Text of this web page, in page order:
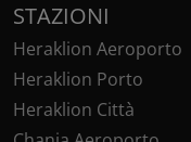
STAZIONI
Heraklion Aeroporto
Heraklion Porto
Heraklion Città